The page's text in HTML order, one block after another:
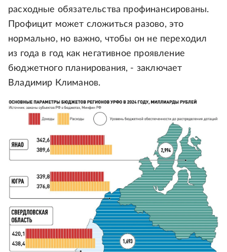
расходные обязательства профинансированы.
Профицит может сложиться разово, это
нормально, но важно, чтобы он не переходил
из года в год как негативное проявление
бюджетного планирования, - заключает
Владимир Климанов.